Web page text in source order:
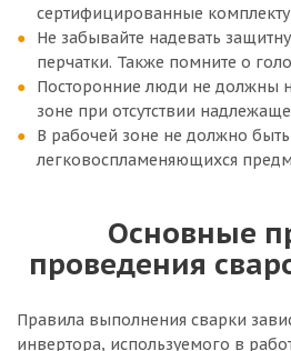
сертифицированные
Не забывайте надевать
перчатки. Также помните о
Посторонние люди не должны
зоне при отсутствии
В рабочей зоне не должно
легковоспламеняющихся
Основные
проведения
Правила выполнения сварки
инвертора, используемого в